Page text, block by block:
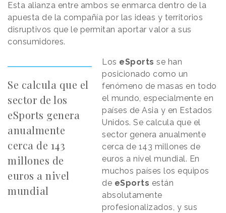
Esta alianza entre ambos se enmarca dentro de la
apuesta de la compañía por las ideas y territorios
disruptivos que le permitan aportar valor a sus
consumidores.
Se calcula que el
sector de los
eSports genera
anualmente
cerca de 143
millones de
euros a nivel
mundial
Los eSports se han
posicionado como un
fenómeno de masas en todo
el mundo, especialmente en
países de Asia y en Estados
Unidos. Se calcula que el
sector genera anualmente
cerca de 143 millones de
euros a nivel mundial. En
muchos países los equipos
de eSports están
absolutamente
profesionalizados, y sus